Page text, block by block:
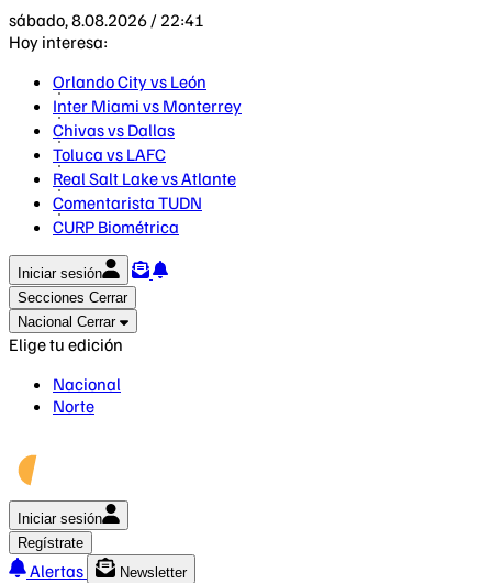
sábado, 8.08.2026 / 22:41
Hoy interesa:
Orlando City vs León
Inter Miami vs Monterrey
Chivas vs Dallas
Toluca vs LAFC
Real Salt Lake vs Atlante
Comentarista TUDN
CURP Biométrica
Iniciar sesión
Secciones Cerrar
Nacional Cerrar
Elige tu edición
Nacional
Norte
Iniciar sesión
Regístrate
Alertas
Newsletter